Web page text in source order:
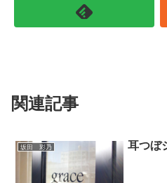
関連記事
坂田 彩乃 耳つぼ